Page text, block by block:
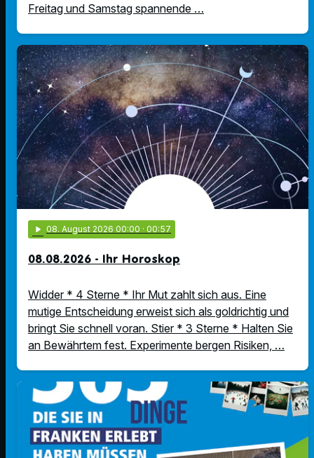
Freitag und Samstag spannende …
play_arrow 08. August 2026 00:00 · 00:57
08.08.2026 - Ihr Horoskop
Widder * 4 Sterne * Ihr Mut zahlt sich aus. Eine
mutige Entscheidung erweist sich als goldrichtig und
bringt Sie schnell voran. Stier * 3 Sterne * Halten Sie
an Bewährtem fest. Experimente bergen Risiken, …